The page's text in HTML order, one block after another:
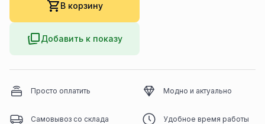
В корзину
Добавить к показу
Просто оплатить Модно и актуально
Самовывоз со склада Удобное время работы